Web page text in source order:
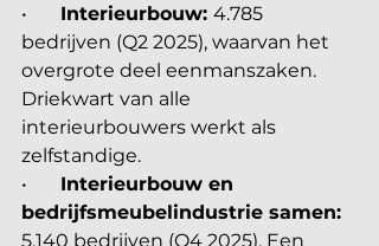
• Interieurbouw: 4.785
bedrijven (Q2 2025), waarvan het
overgrote deel eenmanszaken.
Driekwart van alle
interieurbouwers werkt als
zelfstandige.
• Interieurbouw en
bedrijfsmeubelindustrie samen:
5.140 bedrijven (Q4 2025). Een